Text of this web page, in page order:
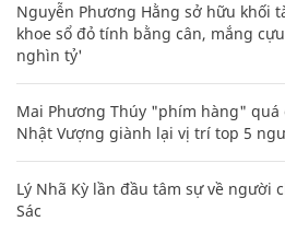
Nguyễn Phương Hằng sở hữu khối
khoe sổ đỏ tính bằng cân, mắng
nghìn tỷ'
Mai Phương Thúy "phím hàng" quá
Nhật Vượng giành lại vị trí top 5
Lý Nhã Kỳ lần đầu tâm sự về người
Sác